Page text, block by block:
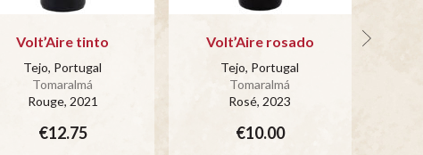
Volt’Aire tinto
Tejo, Portugal
Tomaralmá
Rouge, 2021
€12.75
Volt’Aire rosado
Tejo, Portugal
Tomaralmá
Rosé, 2023
€10.00